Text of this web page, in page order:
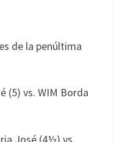
de la penúltima
(5) vs. WIM Borda
José (4½) vs.